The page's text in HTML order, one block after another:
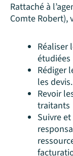
Rattaché à
Comte Robert),
Réaliser
étudiées
Rédiger
les devis.
Revoir
traitants
Suivre